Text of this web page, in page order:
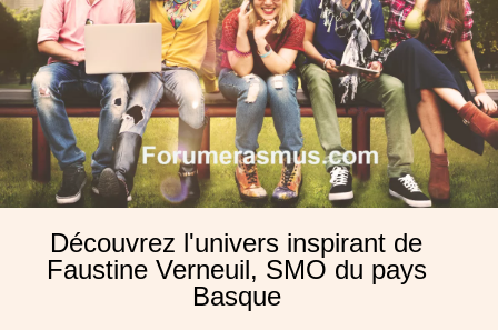
Découvrez l'univers inspirant de
Faustine Verneuil, SMO du pays
Basque